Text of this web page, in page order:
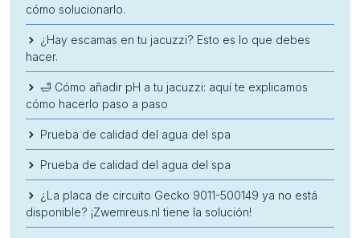
cómo solucionarlo.
¿Hay escamas en tu jacuzzi? Esto es lo que debes
hacer.
🛁 Cómo añadir pH a tu jacuzzi: aquí te explicamos
cómo hacerlo paso a paso
Prueba de calidad del agua del spa
Prueba de calidad del agua del spa
¿La placa de circuito Gecko 9011-500149 ya no está
disponible? ¡Zwemreus.nl tiene la solución!